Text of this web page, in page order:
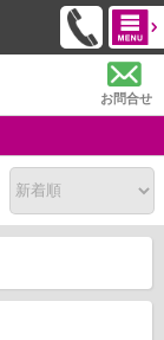
お問合せ